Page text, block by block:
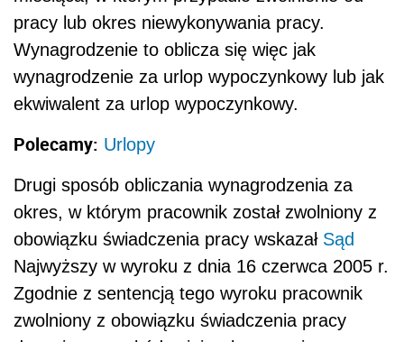
pracy lub okres niewykonywania pracy.
Wynagrodzenie to oblicza się więc jak
wynagrodzenie za urlop wypoczynkowy lub jak
ekwiwalent za urlop wypoczynkowy.
Polecamy: Urlopy
Drugi sposób obliczania wynagrodzenia za
okres, w którym pracownik został zwolniony z
obowiązku świadczenia pracy wskazał Sąd
Najwyższy w wyroku z dnia 16 czerwca 2005 r.
Zgodnie z sentencją tego wyroku pracownik
zwolniony z obowiązku świadczenia pracy